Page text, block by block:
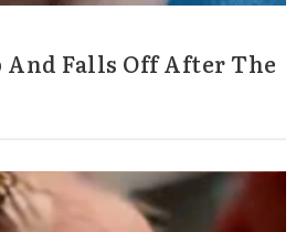
And Falls Off After The